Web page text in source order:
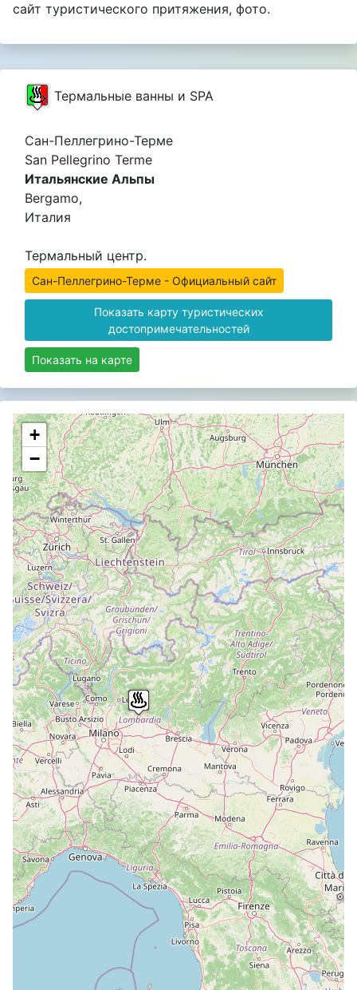
сайт туристического притяжения, фото.
Термальные ванны и SPA
Сан-Пеллегрино-Терме
San Pellegrino Terme
Итальянские Альпы
Bergamo,
Италия
Термальный центр.
Сан-Пеллегрино-Терме - Официальный сайт
Показать карту туристических
достопримечательностей
Показать на карте
+
−